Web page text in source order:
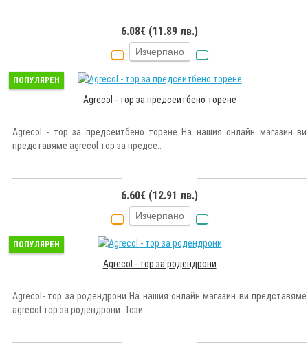
6.08€ (11.89 лв.)
Изчерпано
ПОПУЛЯРЕН
Agrecol - тор за предсеитбено торене
Agrecol - тор за предсеитбено торене На нашия онлайн магазин ви
представяме agrecol тор за предсе..
6.60€ (12.91 лв.)
Изчерпано
ПОПУЛЯРЕН
Agrecol - тор за родендрони
Agrecol- тор за родендрони На нашия онлайн магазин ви представяме
agrecol тор за родендрони. Този..